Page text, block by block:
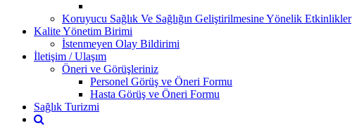
Koruyucu Sağlık Ve Sağlığın Geliştirilmesine Yönelik Etkinlikler
Kalite Yönetim Birimi
İstenmeyen Olay Bildirimi
İletişim / Ulaşım
Öneri ve Görüşleriniz
Personel Görüş ve Öneri Formu
Hasta Görüş ve Öneri Formu
Sağlık Turizmi